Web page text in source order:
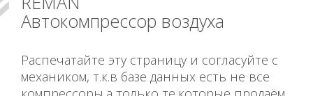
Автокомпрессор воздуха
Распечатайте эту страницу и согласуйте с
механиком, т.к.в базе данных есть не все